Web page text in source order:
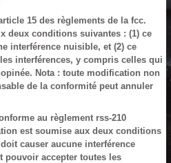
15 des règlements de la fcc.
deux conditions suivantes : (1) ce
interférence nuisible, et (2) ce
interférences, y compris celles qui
Nota : toute modification non
de la conformité peut annuler
au règlement rss-210
est soumise aux deux conditions
causer aucune interférence
pouvoir accepter toutes les